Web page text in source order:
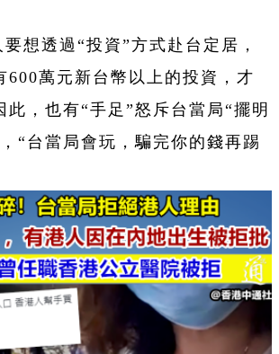
想透過“投資”方式赴台定居，
600萬元新台幣以上的投資，才
此，也有“手足”怒斥台當局“擺明
“台當局會玩，騙完你的錢再踢